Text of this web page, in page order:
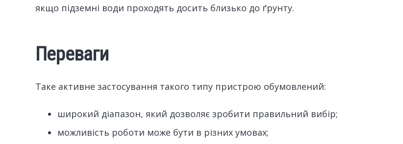
якщо підземні води проходять досить близько до ґрунту.
Переваги
Таке активне застосування такого типу пристрою обумовлений:
широкий діапазон, який дозволяє зробити правильний вибір;
можливість роботи може бути в різних умовах;